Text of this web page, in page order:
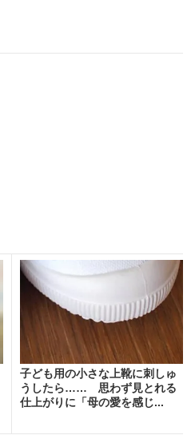
子ども用の小さな上靴に刺しゅ
うしたら…… 思わず見とれる
仕上がりに「母の愛を感じ...